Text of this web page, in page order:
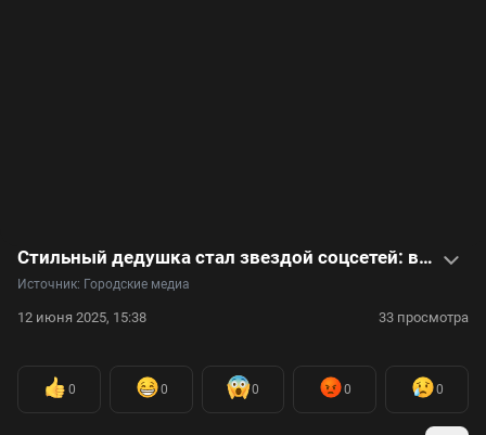
Стильный дедушка стал звездой соцсетей: видео
Источник: Городские медиа
12 июня 2025, 15:38 33 просмотра
0 0 0 0 0